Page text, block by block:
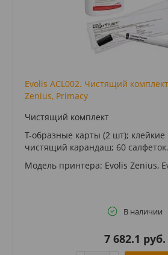
Evolis ACL002. Чистящий
Zenius, Primacy
Чистящий комплект
T-образные карты (2 шт);
чистящий карандаш; 60 салфеток.
Модель принтера: Evolis Zenius,
В наличии
7 682.1 руб.